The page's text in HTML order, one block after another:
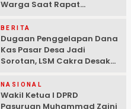
Warga Saat Rapat
BERITA
Dugaan Penggelapan Dana
Kas Pasar Desa Jadi
Sorotan, LSM Cakra Desak
NASIONAL
Wakil Ketua I DPRD
Pasuruan Muhammad Zaini